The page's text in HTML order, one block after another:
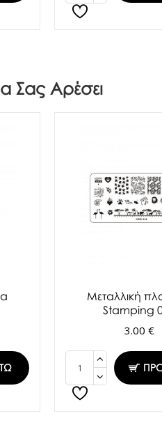
Σας Αρέσει
Μεταλλική
Stamping
3.00 €